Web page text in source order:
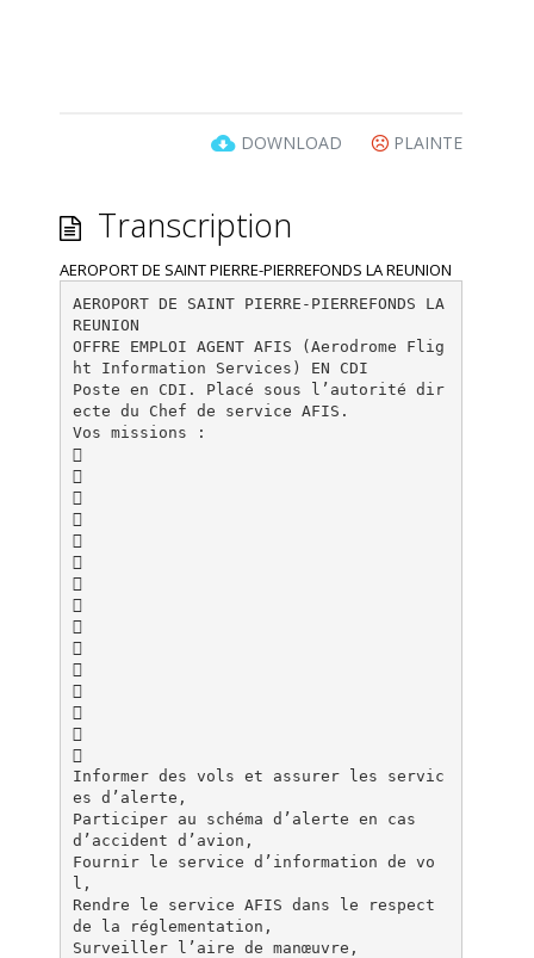
DOWNLOAD PLAINTE
Transcription
AEROPORT DE SAINT PIERRE-PIERREFONDS LA REUNION
AEROPORT DE SAINT PIERRE-PIERREFONDS LA
REUNION
OFFRE EMPLOI AGENT AFIS (Aerodrome Flig
ht Information Services) EN CDI
Poste en CDI. Placé sous l’autorité dir
ecte du Chef de service AFIS.
Vos missions :















Informer des vols et assurer les servic
es d’alerte,
Participer au schéma d’alerte en cas
d’accident d’avion,
Fournir le service d’information de vo
l,
Rendre le service AFIS dans le respect
de la réglementation,
Surveiller l’aire de manœuvre,